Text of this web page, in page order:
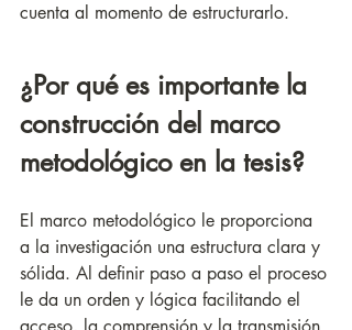
cuenta al momento de estructurarlo.
¿Por qué es importante la
construcción del marco
metodológico en la tesis?
El marco metodológico le proporciona
a la investigación una estructura clara y
sólida. Al definir paso a paso el proceso
le da un orden y lógica facilitando el